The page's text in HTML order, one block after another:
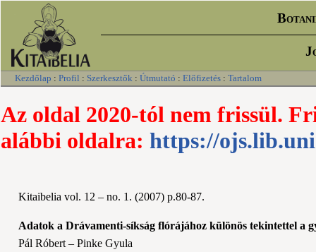
Kezdőlap : Profil : Szerkesztők : Útmutató : Előfizetés : Tartalom
Az oldal 2020-tól nem frissül.
alábbi oldalra: https://
Kitaibelia vol. 12 – no. 1. (2007) p.80-87.
Adatok a Drávamenti-síkság flórájához különös tekintettel a
Pál Róbert – Pinke Gyula